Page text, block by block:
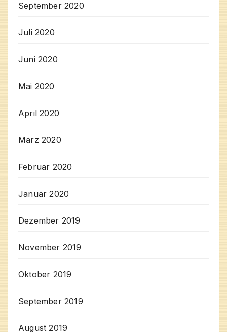
September 2020
Juli 2020
Juni 2020
Mai 2020
April 2020
März 2020
Februar 2020
Januar 2020
Dezember 2019
November 2019
Oktober 2019
September 2019
August 2019